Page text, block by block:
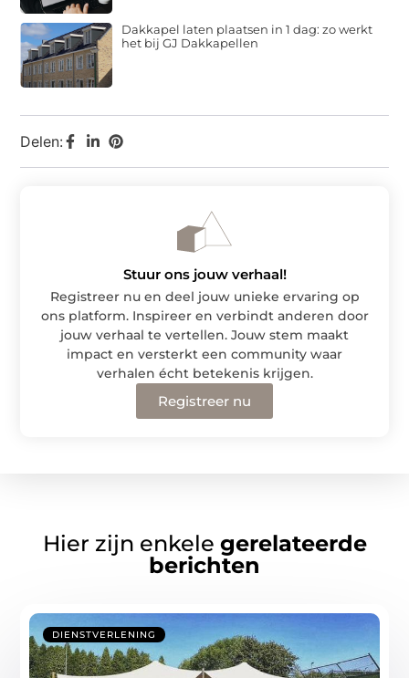
Delen:
Dakkapel laten plaatsen in 1 dag: zo werkt
het bij GJ Dakkapellen
Stuur ons jouw verhaal!
Registreer nu en deel jouw unieke ervaring op
ons platform. Inspireer en verbindt anderen door
jouw verhaal te vertellen. Jouw stem maakt
impact en versterkt een community waar
verhalen écht betekenis krijgen.
Registreer nu
Hier zijn enkele gerelateerde
berichten
DIENSTVERLENING